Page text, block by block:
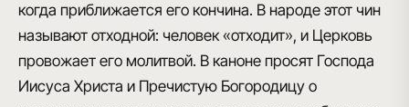
когда приближается его кончина. В народе этот чин
называют отходной: человек «отходит», и Церковь
провожает его молитвой. В каноне просят Господа
Иисуса Христа и Пречистую Богородицу о